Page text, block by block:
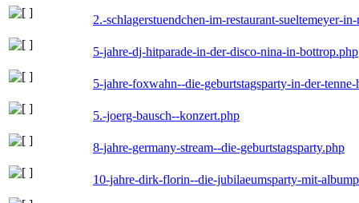
2.-schlagerstuendchen-im-restaurant-sueltemeyer-
5-jahre-dj-hitparade-in-der-disco-nina-in-bottrop.php
5-jahre-foxwahn--die-geburtstagsparty-in-der-tenne-
5.-joerg-bausch--konzert.php
8-jahre-germany-stream--die-geburtstagsparty.php
10-jahre-dirk-florin--die-jubilaeumsparty-mit-